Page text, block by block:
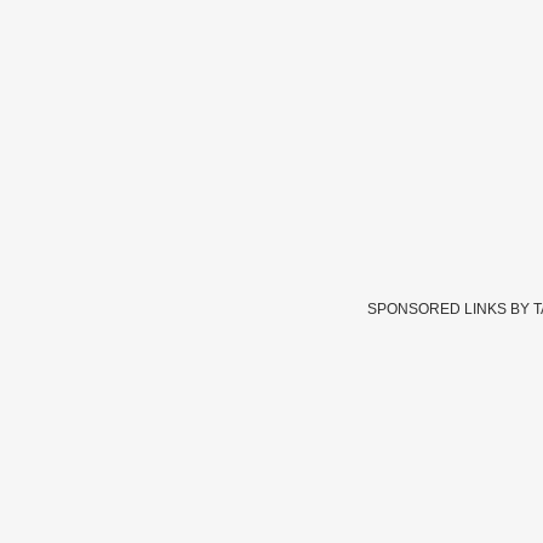
SPONSORED LINKS BY